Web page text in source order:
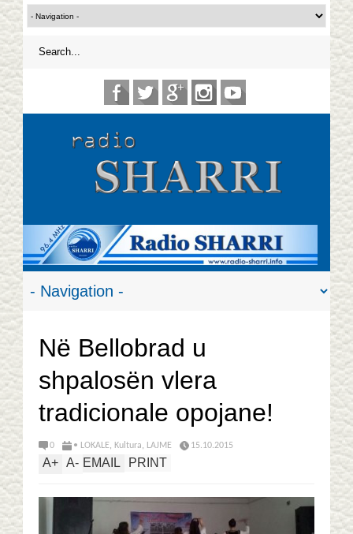
Në Bellobrad u
shpalosën vlera
tradicionale opojane!
0 • LOKALE, Kultura, LAJME 15.10.2015
A+ A- EMAIL PRINT